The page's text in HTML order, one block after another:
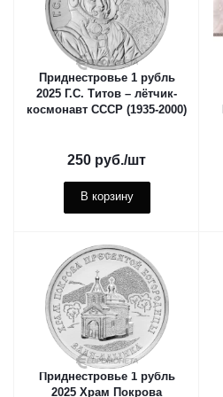
Приднестровье 1 рубль
2025 Г.С. Титов – лётчик-
космонавт СССР (1935-2000)
250 руб./шт
В корзину
Приднестровье 1 рубль
2025 Храм Покрова